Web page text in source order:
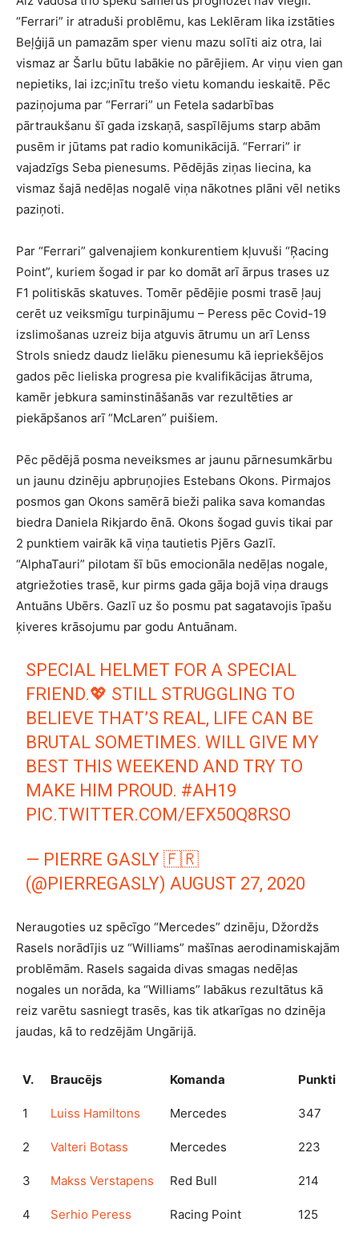
“Ferrari” ir atraduši problēmu, kas Leklēram lika izstāties
Beļģijā un pamazām sper vienu mazu solīti aiz otra, lai
vismaz ar Šarlu būtu labākie no pārējiem. Ar viņu vien gan
nepietiks, lai izc;inītu trešo vietu komandu ieskaitē. Pēc
paziņojuma par “Ferrari” un Fetela sadarbības
pārtraukšanu šī gada izskaņā, saspīlējums starp abām
pusēm ir jūtams pat radio komunikācijā. “Ferrari” ir
vajadzīgs Seba pienesums. Pēdējās ziņas liecina, ka
vismaz šajā nedēļas nogalē viņa nākotnes plāni vēl netiks
paziņoti.
Par “Ferrari” galvenajiem konkurentiem kļuvuši “Ŗacing
Point”, kuriem šogad ir par ko domāt arī ārpus trases uz
F1 politiskās skatuves. Tomēr pēdējie posmi trasē ļauj
cerēt uz veiksmīgu turpinājumu – Peress pēc Covid-19
izslimošanas uzreiz bija atguvis ātrumu un arī Lenss
Strols sniedz daudz lielāku pienesumu kā iepriekšējos
gados pēc lieliska progresa pie kvalifikācijas ātruma,
kamēr jebkura saminstināšanās var rezultēties ar
piekāpšanos arī “McLaren” puišiem.
Pēc pēdējā posma neveiksmes ar jaunu pārnesumkārbu
un jaunu dzinēju apbruņojies Estebans Okons. Pirmajos
posmos gan Okons samērā bieži palika sava komandas
biedra Daniela Rikjardo ēnā. Okons šogad guvis tikai par
2 punktiem vairāk kā viņa tautietis Pjērs Gazlī.
“AlphaTauri” pilotam šī būs emocionāla nedēļas nogale,
atgriežoties trasē, kur pirms gada gāja bojā viņa draugs
Antuāns Ubērs. Gazlī uz šo posmu pat sagatavojis īpašu
ķiveres krāsojumu par godu Antuānam.
SPECIAL HELMET FOR A SPECIAL
FRIEND.💖 STILL STRUGGLING TO
BELIEVE THAT’S REAL, LIFE CAN BE
BRUTAL SOMETIMES. WILL GIVE MY
BEST THIS WEEKEND AND TRY TO
MAKE HIM PROUD. #AH19
PIC.TWITTER.COM/EFX50Q8RSO
— PIERRE GASLY 🇫🇷
(@PIERREGASLY)AUGUST 27, 2020
Neraugoties uz spēcīgo “Mercedes” dzinēju, Džordžs
Rasels norādījis uz “Williams” mašīnas aerodinamiskajām
problēmām. Rasels sagaida divas smagas nedēļas
nogales un norāda, ka “Williams” labākus rezultātus kā
reiz varētu sasniegt trasēs, kas tik atkarīgas no dzinēja
jaudas, kā to redzējām Ungārijā.
V. Braucējs Komanda Punkti
1 Luiss Hamiltons Mercedes 347
2 Valteri Botass Mercedes 223
3 Makss Verstapens Red Bull 214
4 Serhio Peress Racing Point 125